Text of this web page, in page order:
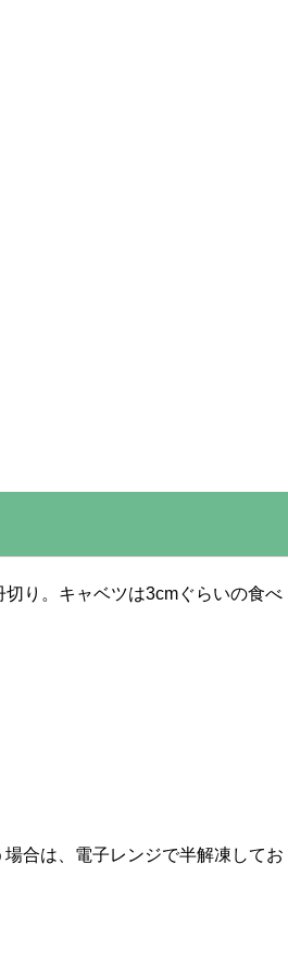
切り。キャベツは3cmぐらいの食べ
合は、電子レンジで半解凍してお